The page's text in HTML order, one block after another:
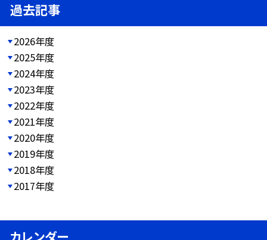
過去記事
2026年度
2025年度
2024年度
2023年度
2022年度
2021年度
2020年度
2019年度
2018年度
2017年度